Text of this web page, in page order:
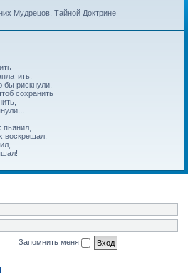
Мудрецов, Тайной Доктрине
—
бы рискнули, —
сохранить
воскрешал,
Запомнить меня